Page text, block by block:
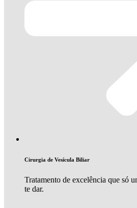
Cirurgia de Vesícula Biliar
Tratamento de excelência que só
te dar.